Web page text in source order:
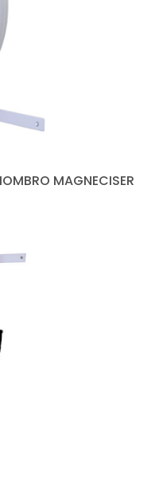
MAGNECISER